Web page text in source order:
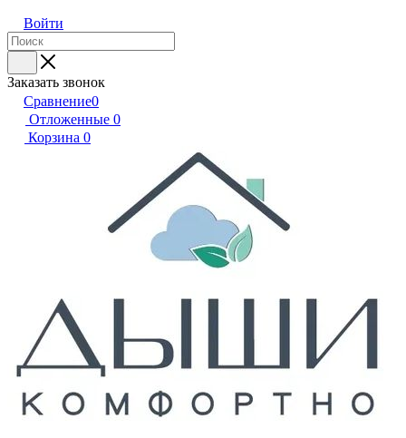
Войти
Заказать звонок
Сравнение0
Отложенные 0
Корзина 0